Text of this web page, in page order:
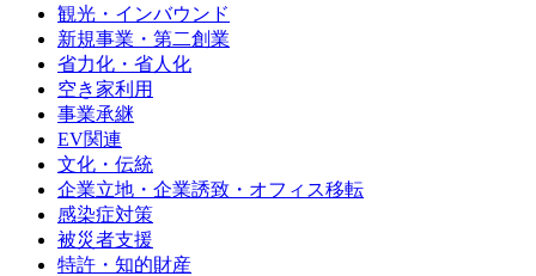
観光・インバウンド
新規事業・第二創業
省力化・省人化
空き家利用
事業承継
EV関連
文化・伝統
企業立地・企業誘致・オフィス移転
感染症対策
被災者支援
特許・知的財産